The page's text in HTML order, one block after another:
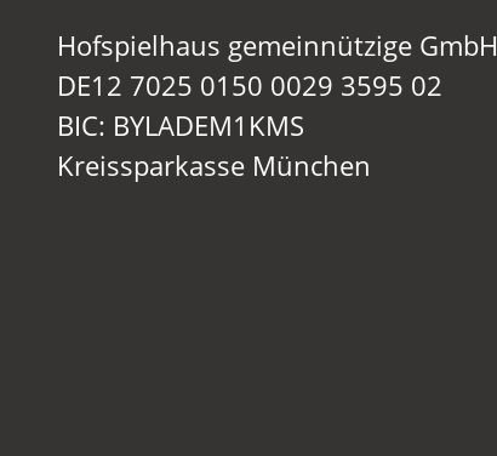
Hofspielhaus gemeinnützige GmbH
DE12 7025 0150 0029 3595 02
BIC: BYLADEM1KMS
Kreissparkasse München